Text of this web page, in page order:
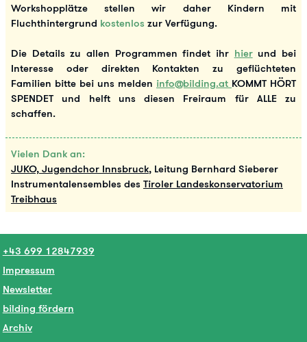
Workshopplätze stellen wir daher Kindern mit
Fluchthintergrund kostenlos zur Verfügung.
Die Details zu allen Programmen findet ihr hier und bei
Interesse oder direkten Kontakten zu geflüchteten
Familien bitte bei uns melden info@bilding.at KOMMT HÖRT
SPENDET und helft uns diesen Freiraum für ALLE zu
schaffen.
Vielen Dank an:
JUKO, Jugendchor Innsbruck, Leitung Bernhard Sieberer
Instrumentalensembles des Tiroler Landeskonservatorium
Treibhaus
+43 699 12847939
Impressum
Newsletter
bilding fördern
Archiv